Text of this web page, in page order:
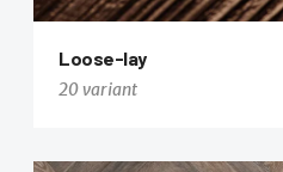
Loose-lay
20 variant